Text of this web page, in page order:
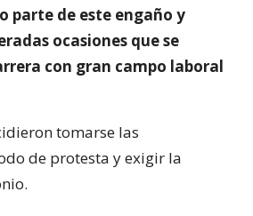
parte de este engaño y
ocasiones que se
con gran campo laboral
tomarse las
de protesta y exigir la